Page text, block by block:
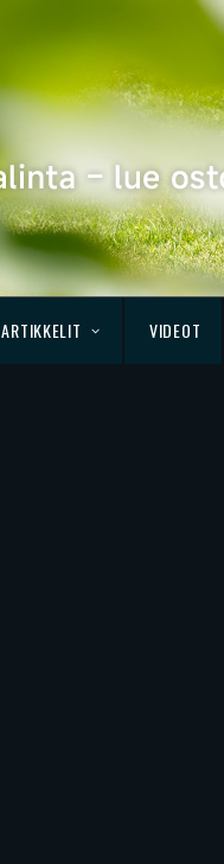
ARTIKKELIT VIDEOT